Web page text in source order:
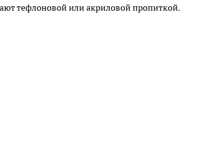
тефлоновой или акриловой пропиткой.